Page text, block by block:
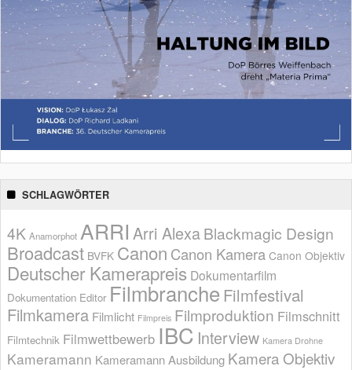
SCHLAGWÖRTER
4K Anamorphot ARRI Arri AlexaBlackmagic Design
Broadcast BVFK Canon Canon Kamera Canon Objektiv
Deutscher Kamerapreis Dokumentarfilm
Dokumentation Editor Filmbranche Filmfestival
Filmkamera Filmlicht Filmpreis Filmproduktion Filmschnitt
Filmtechnik Filmwettbewerb IBC Interview Kamera Drohne
Kameramann Kameramann Ausbildung Kamera Objektiv